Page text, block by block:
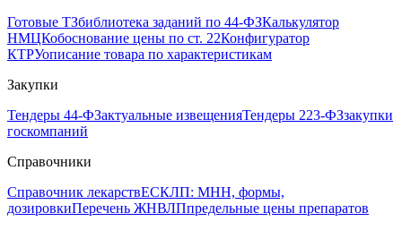
Готовые ТЗбиблиотека заданий по 44-ФЗКалькулятор
НМЦКобоснование цены по ст. 22Конфигуратор
КТРУописание товара по характеристикам
Закупки
Тендеры 44-ФЗактуальные извещенияТендеры 223-ФЗзакупки
госкомпаний
Справочники
Справочник лекарствЕСКЛП: МНН, формы,
дозировкиПеречень ЖНВЛПпредельные цены препаратов